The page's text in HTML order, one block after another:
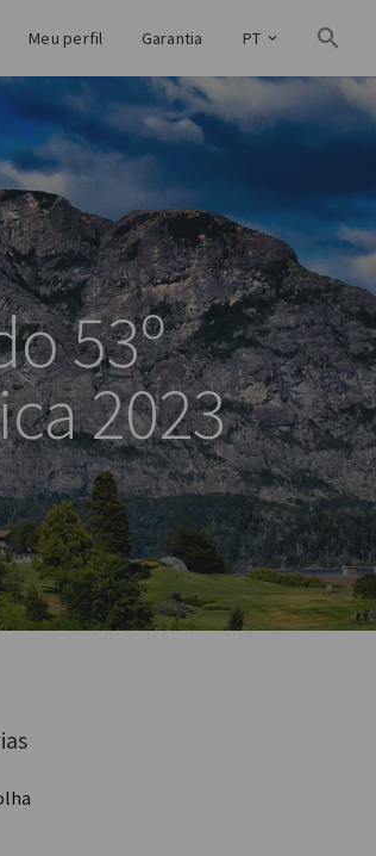
Meu perfil Garantia PT
53º
2023